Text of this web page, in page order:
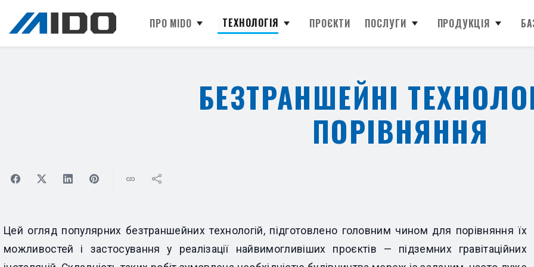
основного
вмісту
ОСНОВНА
ПРО MIDO ТЕХНОЛОГІЯ ПРОЄКТИ ПОСЛУГИ ПРОДУКЦІЯ
БЕЗТРАНШЕЙНІ
ПОРІВНЯННЯ
Цей огляд популярних безтраншейних технологій, підготовлено головним чином для порівняння їх
можливостей і застосування у реалізації найвимогливіших проєктів — підземних гравітаційних